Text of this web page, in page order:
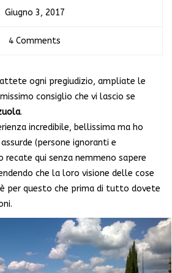
Giugno 3, 2017
4 Comments
ogni pregiudizio, ampliate le
consiglio che vi lascio se
.
incredibile, bellissima ma ho
(persone ignoranti e
recate qui senza nemmeno sapere
che la loro visione delle cose
per questo che prima di tutto dovete